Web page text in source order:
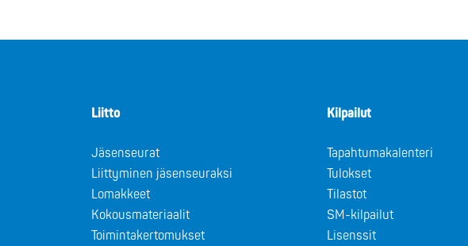
Liitto
Jäsenseurat
Liittyminen jäsenseuraksi
Lomakkeet
Kokousmateriaalit
Toimintakertomukset
Kilpailut
Tapahtumakalenteri
Tulokset
Tilastot
SM-kilpailut
Lisenssit